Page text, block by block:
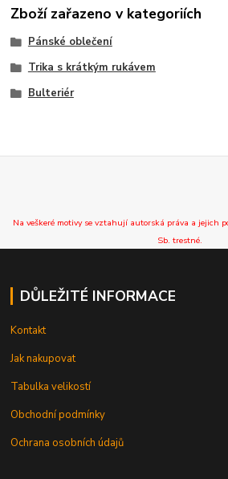
Zboží zařazeno v kategoriích
Pánské oblečení
Trika s krátkým rukávem
Bulteriér
Na veškeré motivy se vztahují autorská práva a jejich
Sb. trestné.
DŮLEŽITÉ INFORMACE
Kontakt
Jak nakupovat
Tabulka velikostí
Obchodní podmínky
Ochrana osobních údajů